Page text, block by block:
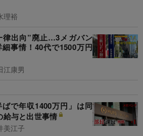
理裕
律出向”廃止…3メガバン
事情！40代で1500万円
江康男
で年収1400万円」は同
給与と出世事情
美江子